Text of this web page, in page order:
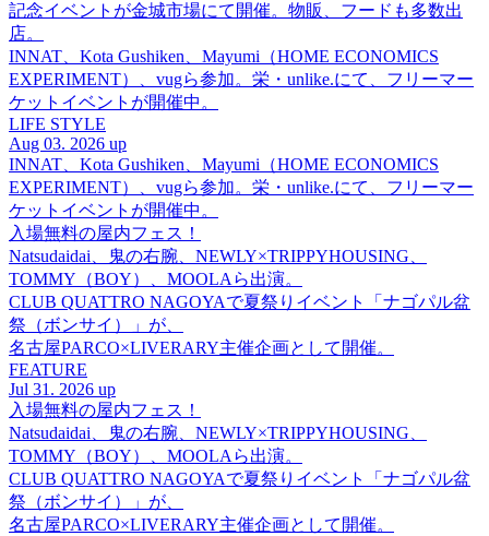
記念イベントが金城市場にて開催。物販、フードも多数出
店。
INNAT、Kota Gushiken、Mayumi（HOME ECONOMICS
EXPERIMENT）、vugら参加。栄・unlike.にて、フリーマー
ケットイベントが開催中。
LIFE STYLE
Aug 03. 2026 up
INNAT、Kota Gushiken、Mayumi（HOME ECONOMICS
EXPERIMENT）、vugら参加。栄・unlike.にて、フリーマー
ケットイベントが開催中。
入場無料の屋内フェス！
Natsudaidai、鬼の右腕、NEWLY×TRIPPYHOUSING、
TOMMY（BOY）、MOOLAら出演。
CLUB QUATTRO NAGOYAで夏祭りイベント「ナゴパル盆
祭（ボンサイ）」が、
名古屋PARCO×LIVERARY主催企画として開催。
FEATURE
Jul 31. 2026 up
入場無料の屋内フェス！
Natsudaidai、鬼の右腕、NEWLY×TRIPPYHOUSING、
TOMMY（BOY）、MOOLAら出演。
CLUB QUATTRO NAGOYAで夏祭りイベント「ナゴパル盆
祭（ボンサイ）」が、
名古屋PARCO×LIVERARY主催企画として開催。